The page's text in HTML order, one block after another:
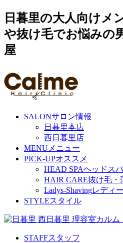
日暮里の大人向けメ
や抜け毛でお悩みの
屋
SALONサロン情報
日暮里本店
西日暮里店
MENU メニュー
PICK-UPオススメ
HEAD SPAヘッドスパ
HAIR CARE抜け毛・
Ladys-Shavingレディ
STYLEスタイル
STAFFスタッフ